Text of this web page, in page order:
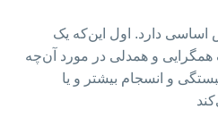
دارد. اول این‌که یک
و همدلی در مورد آن‌چه
و انسجام بیشتر و یا